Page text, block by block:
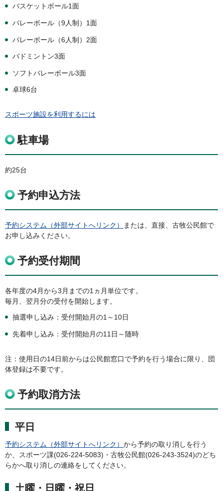
バスケットボール1面
バレーボール（9人制）1面
バレーボール（6人制）2面
バドミントン3面
ソフトバレーボール3面
卓球6台
スポーツ施設を利用するには
駐車場
約25台
予約申込方法
予約システム（外部サイトへリンク）
または、直接、古牧公民館で
お申し込みください。
予約受付期間
各年度の4月から3月までの1ヵ月単位です。
毎月、翌月分の受付を開始します。
抽選申し込み：受付開始月の1～10日
先着申し込み：受付開始月の11日～随時
注：使用日の14日前からは公民館窓口で予約を行う場合に限り、団
体登録は不要です。
予約取消方法
平日
予約システム（外部サイトへリンク） から予約の取り消しを行う
か、スポーツ課(026-224-5083)・古牧公民館(026-243-3524)のどち
らかへ取り消しの連絡をしてください。
土曜・日曜・祝日